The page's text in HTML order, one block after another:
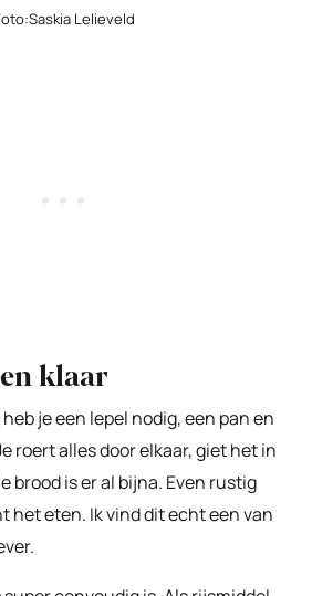
Lelieveld
klaar
je een lepel nodig, een pan en
roert alles door elkaar, giet het in
brood is er al bijna. Even rustig
het eten. Ik vind dit echt een van